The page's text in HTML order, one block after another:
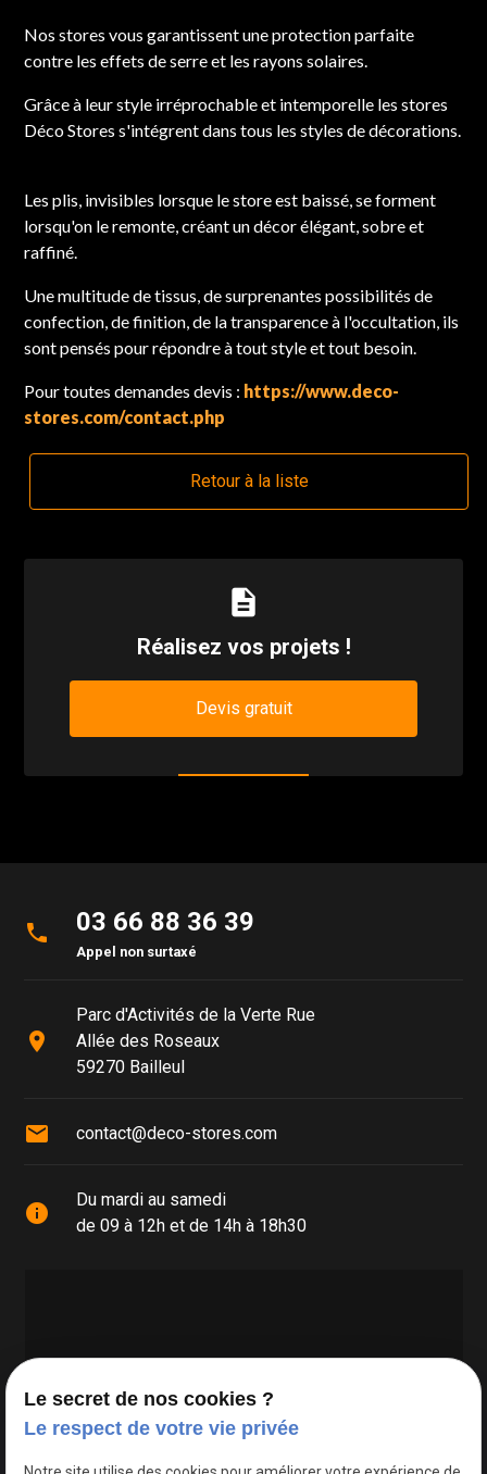
Nos stores vous garantissent une protection parfaite
contre les effets de serre et les rayons solaires.
Grâce à leur style irréprochable et intemporelle les stores
Déco Stores s'intégrent dans tous les styles de décorations.
Les plis, invisibles lorsque le store est baissé, se forment
lorsqu'on le remonte, créant un décor élégant, sobre et
raffiné.
Une multitude de tissus, de surprenantes possibilités de
confection, de finition, de la transparence à l'occultation, ils
sont pensés pour répondre à tout style et tout besoin.
Pour toutes demandes devis : https://www.deco-
stores.com/contact.php
Retour à la liste
description
Réalisez vos projets !
Devis gratuit
phone 03 66 88 36 39
Appel non surtaxé
place
Parc d'Activités de la Verte Rue
Allée des Roseaux
59270 Bailleul
mail contact@deco-stores.com
info
Du mardi au samedi
de 09 à 12h et de 14h à 18h30
Google Maps Search API est désactivé.
Le secret de nos cookies ?
Le respect de votre vie privée